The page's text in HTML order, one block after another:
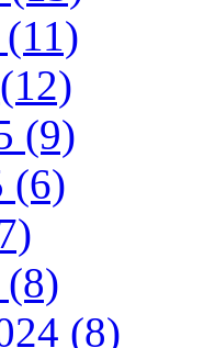
(9)
(6)
(8)
(8)